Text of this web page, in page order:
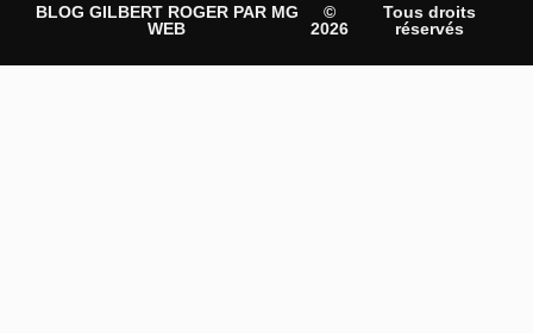
BLOG GILBERT ROGER PAR MG
WEB
©
2026
Tous droits
réservés